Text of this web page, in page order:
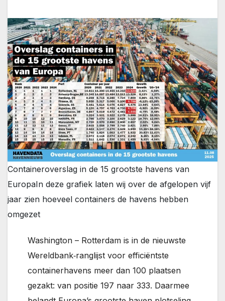
Containeroverslag in de 15 grootste havens van
EuropaIn deze grafiek laten wij over de afgelopen vijf
jaar zien hoeveel containers de havens hebben
omgezet
Washington – Rotterdam is in de nieuwste
Wereldbank‑ranglijst voor efficiëntste
containerhavens meer dan 100 plaatsen
gezakt: van positie 197 naar 333. Daarmee